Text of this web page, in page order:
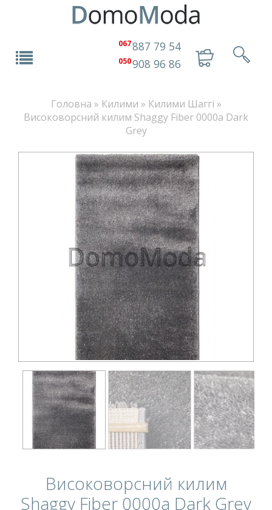
067887 79 54
050908 96 86
Головна » Килими » Килими Шаггі »
Високоворсний килим Shaggy Fiber 0000a Dark
Grey
Високоворсний килим
Shaggy Fiber 0000a Dark Grey